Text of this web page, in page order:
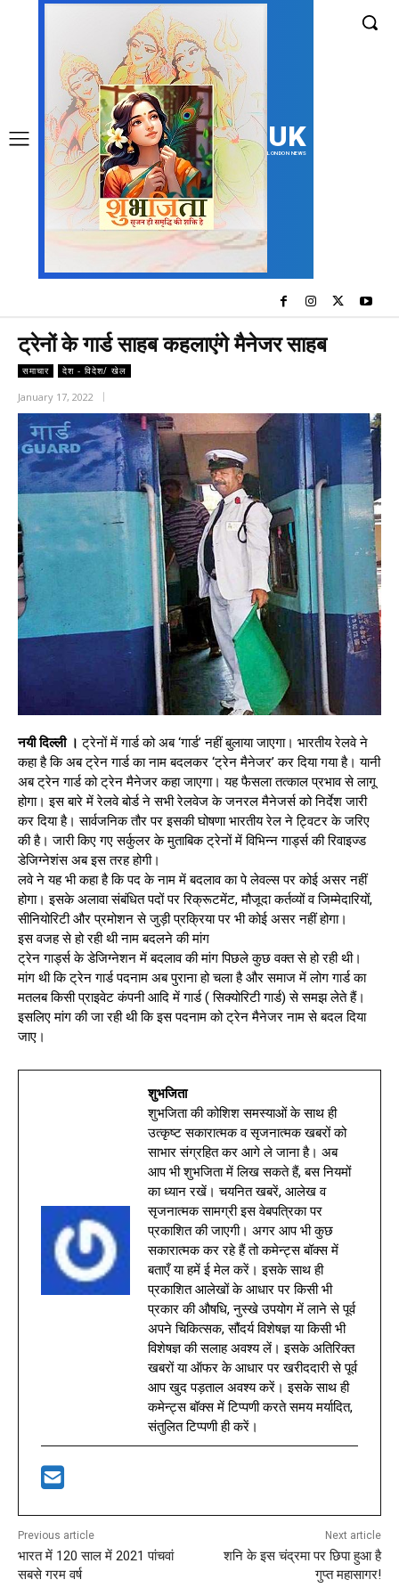
UK
LONDON NEWS
ट्रेनों के गार्ड साहब कहलाएंगे मैनेजर साहब
समाचार देश - विदेश/ खेल
January 17, 2022
नयी दिल्ली । ट्रेनों में गार्ड को अब ‘गार्ड’ नहीं बुलाया जाएगा। भारतीय रेलवे ने
कहा है कि अब ट्रेन गार्ड का नाम बदलकर ‘ट्रेन मैनेजर’ कर दिया गया है। यानी
अब ट्रेन गार्ड को ट्रेन मैनेजर कहा जाएगा। यह फैसला तत्काल प्रभाव से लागू
होगा। इस बारे में रेलवे बोर्ड ने सभी रेलवेज के जनरल मैनेजर्स को निर्देश जारी
कर दिया है। सार्वजनिक तौर पर इसकी घोषणा भारतीय रेल ने ट्विटर के जरिए
की है। जारी किए गए सर्कुलर के मुताबिक ट्रेनों में विभिन्न गार्ड्स की रिवाइज्ड
डेजिग्नेशंस अब इस तरह होगी।
लवे ने यह भी कहा है कि पद के नाम में बदलाव का पे लेवल्स पर कोई असर नहीं
होगा। इसके अलावा संबंधित पदों पर रिक्रूटमेंट, मौजूदा कर्तव्यों व जिम्मेदारियों,
सीनियोरिटी और प्रमोशन से जुड़ी प्रक्रिया पर भी कोई असर नहीं होगा।
इस वजह से हो रही थी नाम बदलने की मांग
ट्रेन गार्ड्स के डेजिग्नेशन में बदलाव की मांग पिछले कुछ वक्त से हो रही थी।
मांग थी कि ट्रेन गार्ड पदनाम अब पुराना हो चला है और समाज में लोग गार्ड का
मतलब किसी प्राइवेट कंपनी आदि में गार्ड ( सिक्योरिटी गार्ड) से समझ लेते हैं।
इसलिए मांग की जा रही थी कि इस पदनाम को ट्रेन मैनेजर नाम से बदल दिया
जाए।
शुभजिता
शुभजिता की कोशिश समस्याओं के साथ ही
उत्कृष्ट सकारात्मक व सृजनात्मक खबरों को
साभार संग्रहित कर आगे ले जाना है। अब
आप भी शुभजिता में लिख सकते हैं, बस नियमों
का ध्यान रखें। चयनित खबरें, आलेख व
सृजनात्मक सामग्री इस वेबपत्रिका पर
प्रकाशित की जाएगी। अगर आप भी कुछ
सकारात्मक कर रहे हैं तो कमेन्ट्स बॉक्स में
बताएँ या हमें ई मेल करें। इसके साथ ही
प्रकाशित आलेखों के आधार पर किसी भी
प्रकार की औषधि, नुस्खे उपयोग में लाने से पूर्व
अपने चिकित्सक, सौंदर्य विशेषज्ञ या किसी भी
विशेषज्ञ की सलाह अवश्य लें। इसके अतिरिक्त
खबरों या ऑफर के आधार पर खरीददारी से पूर्व
आप खुद पड़ताल अवश्य करें। इसके साथ ही
कमेन्ट्स बॉक्स में टिप्पणी करते समय मर्यादित,
संतुलित टिप्पणी ही करें।
Previous article
भारत में 120 साल में 2021 पांचवां
सबसे गरम वर्ष
Next article
शनि के इस चंद्रमा पर छिपा हुआ है
गुप्त महासागर!